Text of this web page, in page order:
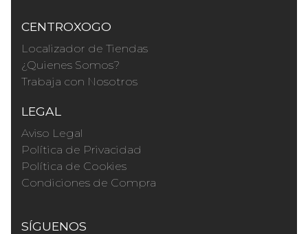
CENTROXOGO
Localizador de Tiendas
¿Quienes Somos?
Trabaja con Nosotros
LEGAL
Aviso Legal
Política de Privacidad
Política de Cookies
Condiciones de Compra
SÍGUENOS